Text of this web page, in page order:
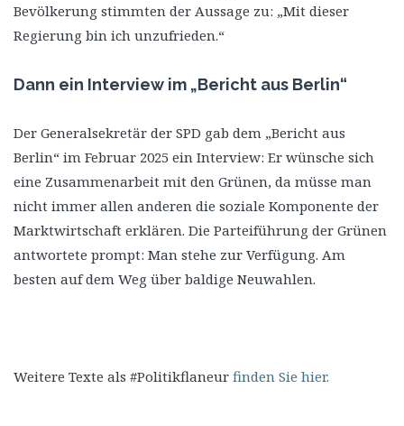
Bevölkerung stimmten der Aussage zu: „Mit dieser
Regierung bin ich unzufrieden.“
Dann ein Interview im „Bericht aus Berlin“
Der Generalsekretär der SPD gab dem „Bericht aus
Berlin“ im Februar 2025 ein Interview: Er wünsche sich
eine Zusammenarbeit mit den Grünen, da müsse man
nicht immer allen anderen die soziale Komponente der
Marktwirtschaft erklären. Die Parteiführung der Grünen
antwortete prompt: Man stehe zur Verfügung. Am
besten auf dem Weg über baldige Neuwahlen.
Weitere Texte als #Politikflaneur finden Sie hier.